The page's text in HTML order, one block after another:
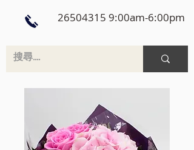
26504315 9:00am-6:00pm